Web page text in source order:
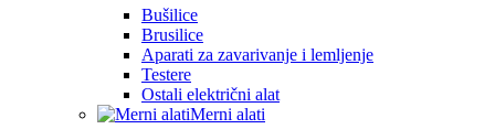
Bušilice
Brusilice
Aparati za zavarivanje i lemljenje
Testere
Ostali električni alat
Merni alati